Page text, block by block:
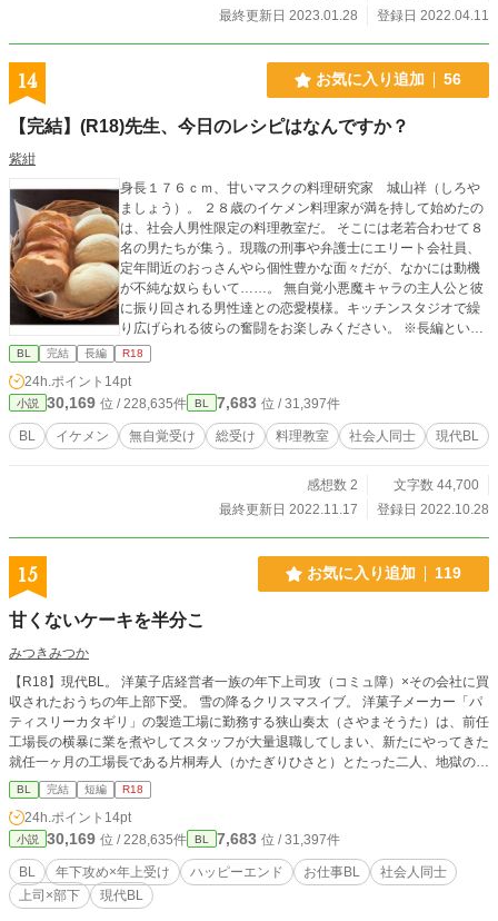
最終更新日 2023.01.28
登録日 2022.04.11
14 お気に入り追加 56
【完結】(R18)先生、今日のレシピはなんですか？
紫紺
身長１７６ｃｍ、甘いマスクの料理研究家 城山祥（しろや
ましょう）。 ２８歳のイケメン料理家が満を持して始めたの
は、社会人男性限定の料理教室だ。 そこには老若合わせて８
名の男たちが集う。現職の刑事や弁護士にエリート会社員、
定年間近のおっさんやら個性豊かな面々だが、なかには動機
が不純な奴らもいて……。 無自覚小悪魔キャラの主人公と彼
に振り回される男性達との恋愛模様。キッチンスタジオで繰
り広げられる彼らの奮闘をお楽しみください。 ※長編という
より中編。 ※エロ薄め。 ※小説内のメニュー、レシピは個人
レベルのものです。知識は素人ですのでご承知おきくださ
い。
BL 完結 長編 R18
24h.ポイント 14pt
小説 30,169 位 / 228,635件 BL 7,683 位 / 31,397件
BL イケメン 無自覚受け 総受け 料理教室 社会人同士 現代BL
感想数 2
文字数 44,700
最終更新日 2022.11.17
登録日 2022.10.28
15 お気に入り追加 119
甘くないケーキを半分こ
みつきみつか
【R18】現代BL。 洋菓子店経営者一族の年下上司攻（コミュ障）×その会社に買
収されたおうちの年上部下受。 雪の降るクリスマスイブ。 洋菓子メーカー「パ
ティスリーカタギリ」の製造工場に勤務する狭山奏太（さやまそうた）は、前任
工場長の横暴に業を煮やしてスタッフが大量退職してしまい、新たにやってきた
就任一ヶ月の工場長である片桐寿人（かたぎりひさと）とたった二人、地獄のク
リスマス生産スケジュールを連日徹夜で乗り越えた。 余っていたスポンジケー
キを分け合って食べたのを機に二人は急速に仲良くなるものの、実は奏太は昔パ
ティスリーカタギリに買収された製菓工場のひとり息子。父が経営していた頃に
会社が傾いた原因を調べる目的で入社したことを、寿人には秘密にしてい
て……。 現代BL・ML / お仕事ストーリーもの / 年下攻め×年上受け / 中編 / 各章
最終話は*をつけます。 性描写は（※）をつけます。 ◆登場人物◆ 片桐寿人
（かたぎりひさと）25歳 攻 名門大学を出て自動車部品メーカーで経理をして
BL 完結 短編 R18
24h.ポイント 14pt
小説 30,169 位 / 228,635件 BL 7,683 位 / 31,397件
BL 年下攻め×年上受け ハッピーエンド お仕事BL
社会人同士
上司×部下
現代BL